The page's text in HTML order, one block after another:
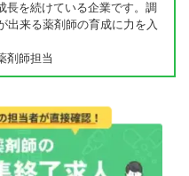
長を続けている企業です。調
出来る薬剤師の育成に力を入
剤師担当